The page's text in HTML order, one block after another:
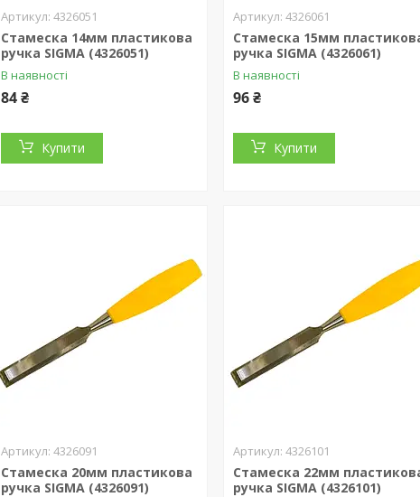
4326051
Стамеска 14мм пластикова
ручка SIGMA (4326051)
В наявності
84 ₴
Купити
4326061
Стамеска 15мм
ручка SIGMA (4326061)
В наявності
96 ₴
Купити
4326091
Стамеска 20мм пластикова
ручка SIGMA (4326091)
4326101
Стамеска 22мм
ручка SIGMA (4326101)